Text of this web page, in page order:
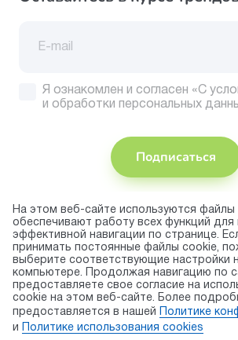
На этом веб-сайте используются
обеспечивают работу всех функций для
эффективной навигации по странице.
принимать постоянные файлы cookie,
выберите соответствующие настройки
компьютере. Продолжая навигацию по
предоставляете свое согласие на
cookie на этом веб-сайте. Более
предоставляется в нашей
Политике
и
Политике использования сookies
Я ознакомлен и согласен «С
и обработки персональных
Подписаться
Присоединяйтесь
Принимаем
к оплате
Правила использования cookie